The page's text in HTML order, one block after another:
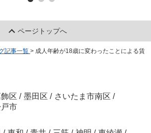
ページトップへ
記事一覧 > 成人年齢が18歳に変わったことによる賃
区 / 墨田区 / さいたま市南区 /
市